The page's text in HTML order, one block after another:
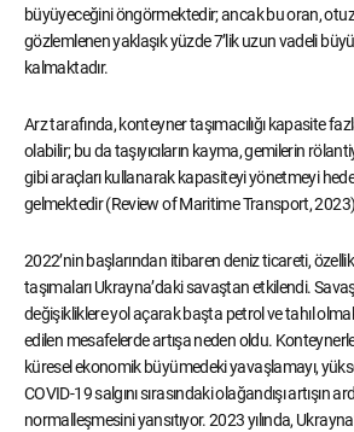
büyüyeceğini öngörmektedir; ancak bu oran, otuz
gözlemlenen yaklaşık yüzde 7’lik uzun vadeli
kalmaktadır.
Arz tarafında, konteyner taşımacılığı kapasite
olabilir; bu da taşıyıcıların kayma, gemilerin
gibi araçları kullanarak kapasiteyi yönetmeyi
gelmektedir (Review of Maritime Transport,
2022’nin başlarından itibaren deniz ticareti,
taşımaları Ukrayna’daki savaştan etkilendi.
değişikliklere yol açarak başta petrol ve tahıl
edilen mesafelerde artışa neden oldu.
küresel ekonomik büyümedeki yavaşlamayı,
COVID-19 salgını sırasındaki olağandışı artışın
normalleşmesini yansıtıyor. 2023 yılında,